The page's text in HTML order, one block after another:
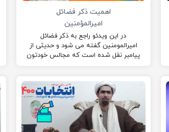
اهمیت ذکر فضائل
امیرالمؤمنین
در این ویدئو راجع به ذکر فضائل
امیرالمومنین گفته می شود و حدیثی از
پیامبر نقل شده است که مجالس خودتون